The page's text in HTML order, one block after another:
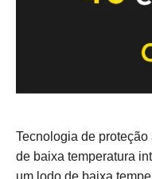
Tecnologia de
de baixa temperatura
um lodo de baixa